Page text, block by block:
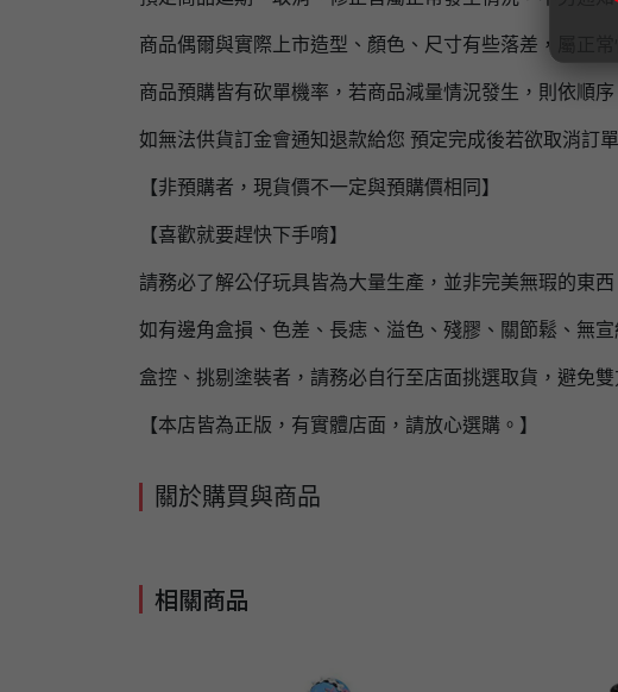
商品偶爾與實際上市造型、顏色、尺寸有些落差，屬正常
商品預購皆有砍單機率，若商品減量情況發生，則依順
如無法供貨訂金會通知退款給您 預定完成後若欲取消訂
【非預購者，現貨價不一定與預購價相同】
【喜歡就要趕快下手唷】
請務必了解公仔玩具皆為大量生產，並非完美無瑕的東西
如有邊角盒損、色差、長痣、溢色、殘膠、關節鬆、無
盒控、挑剔塗裝者，請務必自行至店面挑選取貨，避免雙
【本店皆為正版，有實體店面，請放心選購。】
關於購買與商品
相關商品